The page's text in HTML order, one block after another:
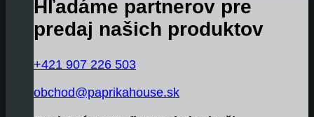
Hľadáme partnerov pre
predaj našich produktov
+421 907 226 503
obchod@paprikahouse.sk